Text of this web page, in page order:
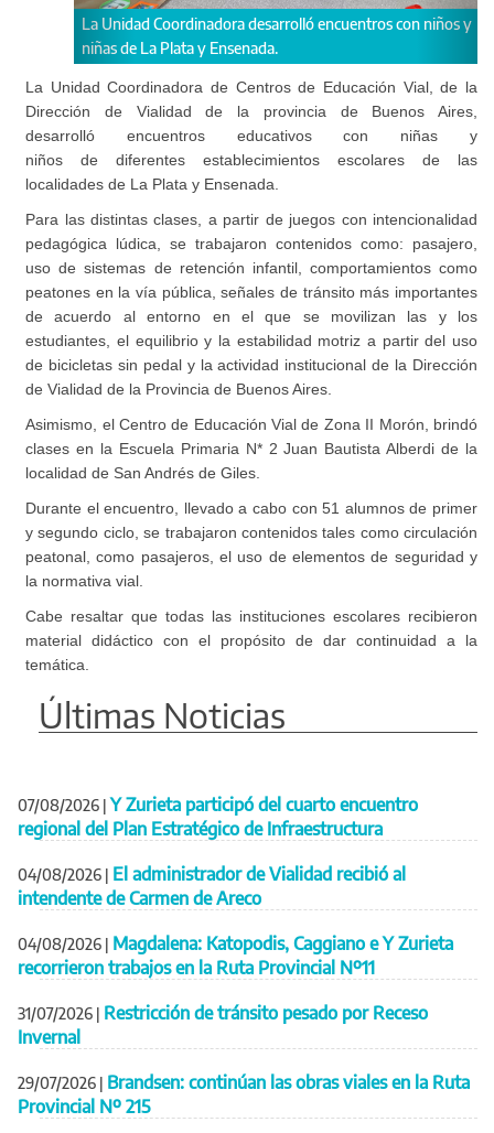
La Unidad Coordinadora desarrolló encuentros con niños y
niñas de La Plata y Ensenada.
Uno
La Unidad Coordinadora de Centros de Educación Vial, de la
Dirección de Vialidad de la provincia de Buenos Aires,
desarrolló encuentros educativos con niñas y
niños de diferentes establecimientos escolares de las
localidades de La Plata y Ensenada.
Para las distintas clases, a partir de juegos con intencionalidad
pedagógica lúdica, se trabajaron contenidos como: pasajero,
uso de sistemas de retención infantil, comportamientos como
peatones en la vía pública, señales de tránsito más importantes
de acuerdo al entorno en el que se movilizan las y los
estudiantes, el equilibrio y la estabilidad motriz a partir del uso
de bicicletas sin pedal y la actividad institucional de la Dirección
de Vialidad de la Provincia de Buenos Aires.
Asimismo, el Centro de Educación Vial de Zona II Morón, brindó
clases en la Escuela Primaria N* 2 Juan Bautista Alberdi de la
localidad de San Andrés de Giles.
Durante el encuentro, llevado a cabo con 51 alumnos de primer
y segundo ciclo, se trabajaron contenidos tales como circulación
peatonal, como pasajeros, el uso de elementos de seguridad y
la normativa vial.
Cabe resaltar que todas las instituciones escolares recibieron
material didáctico con el propósito de dar continuidad a la
temática.
Últimas Noticias
07/08/2026 | Y Zurieta participó del cuarto encuentro
regional del Plan Estratégico de Infraestructura
04/08/2026 | El administrador de Vialidad recibió al
intendente de Carmen de Areco
04/08/2026 | Magdalena: Katopodis, Caggiano e Y Zurieta
recorrieron trabajos en la Ruta Provincial Nº11
31/07/2026 | Restricción de tránsito pesado por Receso
Invernal
29/07/2026 | Brandsen: continúan las obras viales en la Ruta
Provincial Nº 215